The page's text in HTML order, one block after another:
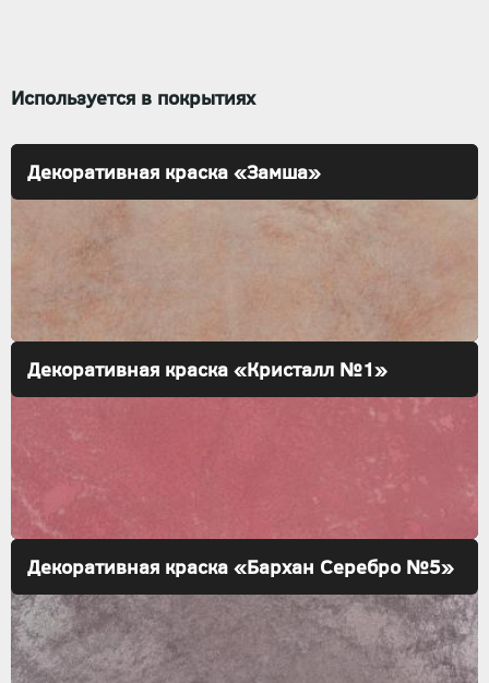
Используется в покрытиях
Декоративная краска «Замша»
Декоративная краска «Кристалл №1»
Декоративная краска «Бархан Серебро №5»